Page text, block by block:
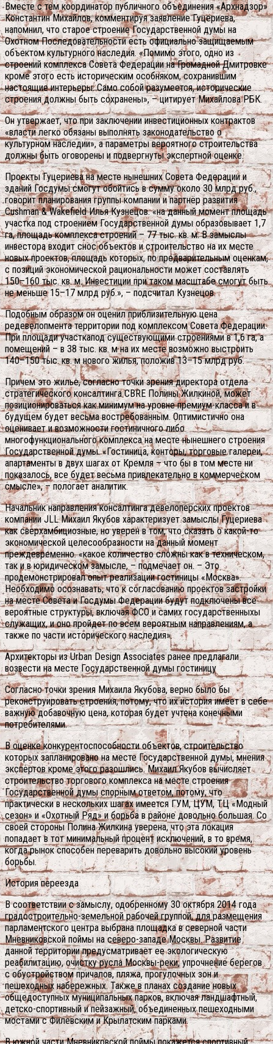
Вместе с тем координатор публичного объединения «Архнадзор»
Константин Михайлов, комментируя заявление Гуцериева,
напомнил, что старое строение Государственной думы на
Охотном Последовательности есть официально защищаемым
объектом культурного наследия. «Помимо этого, одно из
строений комплекса Совета Федерации на Громадной Дмитровке
кроме этого есть историческим особняком, сохранившим
настоящие интерьеры. Само собой разумеется, исторические
строения должны быть сохранены», – цитирует Михайлова РБК.
Он утвержает, что при заключении инвестиционных контрактов
«власти легко обязаны выполнять законодательство о
культурном наследии», а параметры вероятного строительства
должны быть оговорены и подвергнуты экспертной оценке.
Проекты Гуцериева на месте нынешних Совета Федерации и
зданий Госдумы смогут обойтись в сумму около 30 млрд руб.,
говорит планирования группы компании и партнёр развития
Cushman & Wakefield Илья Кузнецов. «на данный момент площадь
участка под строением Государственной думы образовывает 1,7
га, площадь комплекса строений – 77 тыс. кв. м. В замыслы
инвестора входит снос объектов и строительство на их месте
новых проектов, площадь которых, по предварительным оценкам,
с позиций экономической рациональности может составлять
150–160 тыс. кв. м. Инвестиции при таком масштабе смогут быть
не меньше 15–17 млрд руб.», – подсчитал Кузнецов.
Подобным образом он оценил приблизительную цена
редевелопмента территории под комплексом Совета Федерации.
При площади участкапод существующими строениями в 1,6 га, а
помещений – в 38 тыс. кв. м на их месте возможно выстроить
140–150 тыс. кв. м нового жилья, положив 13–15 млрд руб.
Причем это жилье, согласно точки зрения директора отдела
стратегического консалтинга CBRE Полины Жилкиной, может
позиционироваться как минимум на уровне премиум-класса и в
будущем будет весьма востребованным. Оптимистично она
оценивает и возможности гостиничного либо
многофункционального комплекса на месте нынешнего строения
Государственной думы. «Гостиница, конторы, торговые галереи,
апартаменты в двух шагах от Кремля – что бы в том месте ни
показалось, все будет весьма привлекательно в коммерческом
смысле», – пологает аналитик.
Начальник направления консалтинга девелоперских проектов
компании JLL Михаил Якубов характеризует замыслы Гуцериева
как сверхамбициозные, но уверен в том, что сказать о какой-то
экономической целесообразности на данный момент
преждевременно. «какое количество сложны как в техническом,
так и в юридическом замысле, – подмечает он. – Это
продемонстрировал опыт реализации гостиницы «Москва».
Необходимо осознавать, что к согласованию проектов застройки
на месте Совета и Госдумы Федерации будут подключены все
вероятные структуры, включая ФСО и самих государственныхы
служащих, и оно пройдет по всем вероятным направлениям, а
также по части исторического наследия».
Архитекторы из Urban Design Associates ранее предлагали
возвести на месте Государственной думы гостиницу
Согласно точки зрения Михаила Якубова, верно было бы
реконструировать строения, потому, что их история имеет в себе
важную добавочную цена, которая будет учтена конечными
потребителями.
В оценке конкурентоспособности объектов, строительство
которых запланировано на месте Государственной думы, мнения
экспертов кроме этого разошлись. Михаил Якубов вычисляет
строительство торгового комплекса на месте строения
Государственной думы спорным ответом, потому, что
практически в нескольких шагах имеется ГУМ, ЦУМ, ТЦ «Модный
сезон» и «Охотный Ряд» и борьба в районе довольно большая. Со
своей стороны Полина Жилкина уверена, что эта локация
попадает в тот минимальный процент исключений, в то время,
когда рынок способен переварить довольно высокий уровень
борьбы.
История переезда
В соответствии с замыслу, одобренному 30 октября 2014 года
градостроительно-земельной рабочей группой, для размещения
парламентского центра выбрана площадка в северной части
Мневниковской поймы на северо-западе Москвы. Развитие
данной территории предусматривает ее экологическую
реабилитацию, очистку русла Москвы-реки, упрочнение берегов
с обустройством причалов, пляжа, прогулочных зон и
пешеходных набережных. Также в планах создание новых
общедоступных муниципальных парков, включая ландшафтный,
детско-спортивный и пейзажный, объединенных пешеходными
мостами с Филевским и Крылатским парками.